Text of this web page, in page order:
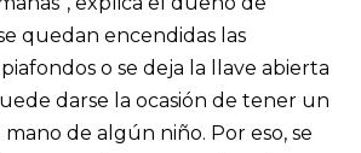
quedan encendidas las
o se deja la llave abierta
darse la ocasión de tener un
de algún niño. Por eso, se